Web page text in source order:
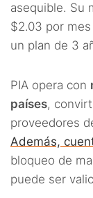
asequible. Su
$2.03 por
un plan de 3
PIA opera con
países,
proveedores
Además,
bloqueo de
puede ser